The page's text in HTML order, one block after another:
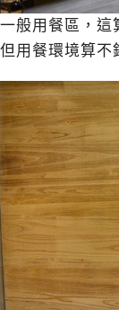
一般用餐區，這
但用餐環境算不